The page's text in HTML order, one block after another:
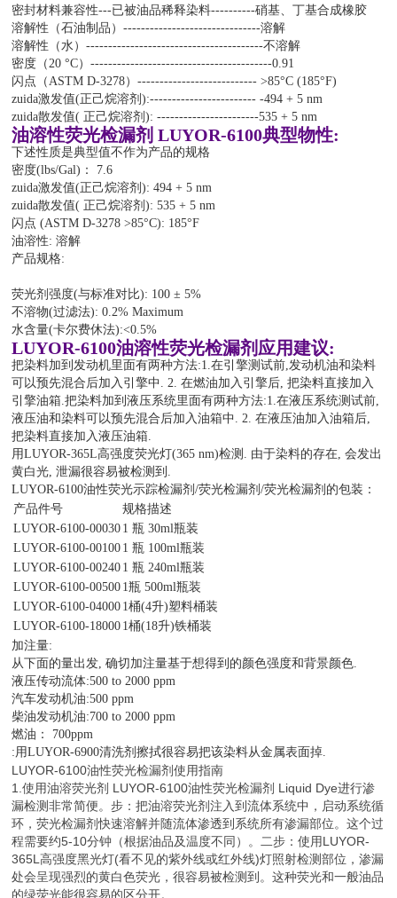
密封材料兼容性---已被油品稀释染料----------硝基、丁基合成橡胶
溶解性（石油制品）-------------------------------溶解
溶解性（水）----------------------------------------不溶解
密度（20 °C）-----------------------------------------0.91
闪点（ASTM D-3278）--------------------------- >85°C (185°F)
zuida激发值(正己烷溶剂):------------------------ -494 + 5 nm
zuida散发值( 正己烷溶剂): -----------------------535 + 5 nm
油溶性荧光检漏剂 LUYOR-6100典型物性:
下述性质是典型值不作为产品的规格
密度(lbs/Gal)： 7.6
zuida激发值(正己烷溶剂): 494 + 5 nm
zuida散发值( 正己烷溶剂): 535 + 5 nm
闪点 (ASTM D-3278 >85°C): 185°F
油溶性: 溶解
产品规格:
荧光剂强度(与标准对比): 100 ± 5%
不溶物(过滤法): 0.2% Maximum
水含量(卡尔费休法):<0.5%
LUYOR-6100油溶性荧光检漏剂应用建议:
把染料加到发动机里面有两种方法:1.在引擎测试前,发动机油和染料
可以预先混合后加入引擎中. 2. 在燃油加入引擎后, 把染料直接加入
引擎油箱.把染料加到液压系统里面有两种方法:1.在液压系统测试前,
液压油和染料可以预先混合后加入油箱中. 2. 在液压油加入油箱后,
把染料直接加入液压油箱.
用LUYOR-365L高强度荧光灯(365 nm)检测. 由于染料的存在, 会发出
黄白光, 泄漏很容易被检测到.
LUYOR-6100油性荧光示踪检漏剂/荧光检漏剂/荧光检漏剂的包装：
产品件号
规格描述
LUYOR-6100-00030 1 瓶 30ml瓶装
LUYOR-6100-00100 1 瓶 100ml瓶装
LUYOR-6100-00240 1 瓶 240ml瓶装
LUYOR-6100-00500 1瓶 500ml瓶装
LUYOR-6100-04000 1桶(4升)塑料桶装
LUYOR-6100-18000 1桶(18升)铁桶装
加注量:
从下面的量出发, 确切加注量基于想得到的颜色强度和背景颜色.
液压传动流体:500 to 2000 ppm
汽车发动机油:500 ppm
柴油发动机油:700 to 2000 ppm
燃油： 700ppm
:用LUYOR-6900清洗剂擦拭很容易把该染料从金属表面掉.
LUYOR-6100油性荧光检漏剂使用指南
1.使用油溶荧光剂 LUYOR-6100油性荧光检漏剂 Liquid Dye进行渗
漏检测非常简便。步：把油溶荧光剂注入到流体系统中，启动系统循
环，荧光检漏剂快速溶解并随流体渗透到系统所有渗漏部位。这个过
程需要约5-10分钟（根据油品及温度不同）。二步：使用LUYOR-
365L高强度黑光灯(看不见的紫外线或红外线)灯照射检测部位，渗漏
处会呈现强烈的黄白色荧光，很容易被检测到。这种荧光和一般油品
的绿荧光能很容易的区分开。